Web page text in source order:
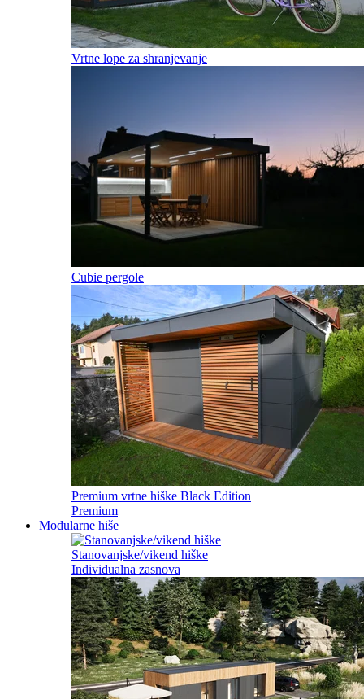
Vrtne lope za shranjevanje
Cubie pergole
Premium vrtne hiške Black Edition
Premium
Modularne hiše
Stanovanjske/vikend hiške
Individualna zasnova